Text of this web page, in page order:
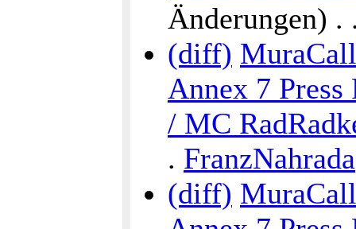
Änderungen)
(diff)
Annex 7 Press
/ MC
. FranzNahrada
(diff)